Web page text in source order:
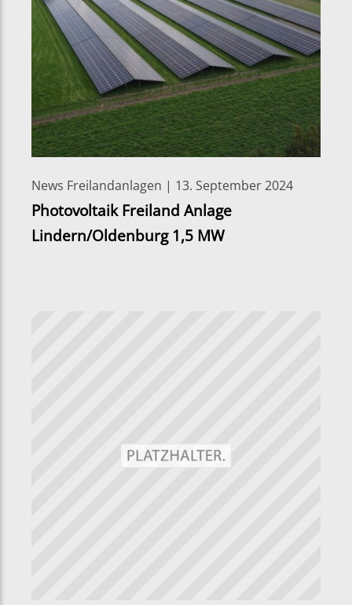
News Freilandanlagen | 13. September 2024
Photovoltaik Freiland Anlage
Lindern/Oldenburg 1,5 MW